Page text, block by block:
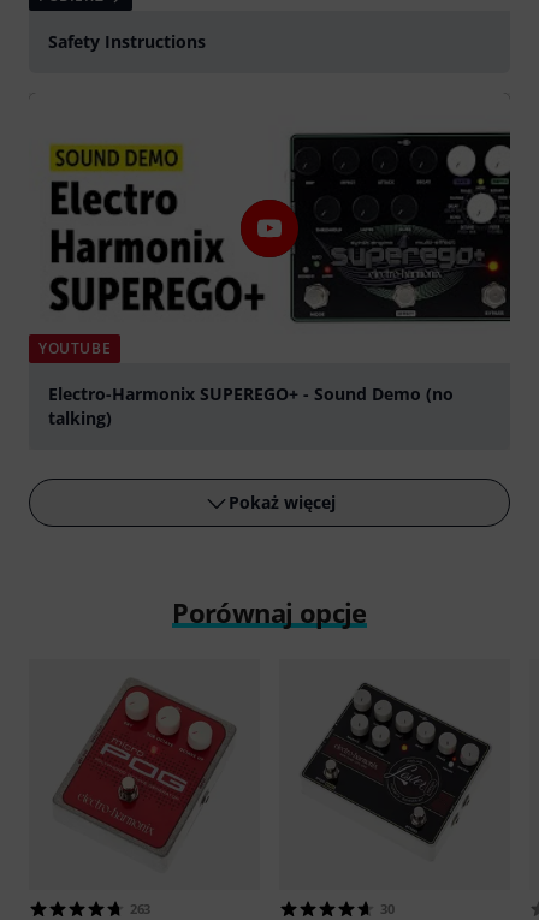
Safety Instructions
YOUTUBE
Electro-Harmonix SUPEREGO+ - Sound Demo (no
talking)
Pokaż więcej
Porównaj opcje
263 30